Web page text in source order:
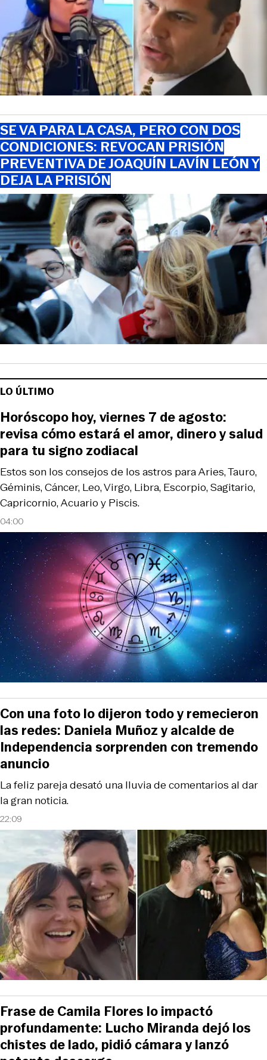
SE VA PARA LA CASA, PERO CON DOS
CONDICIONES: REVOCAN PRISIÓN
PREVENTIVA DE JOAQUÍN LAVÍN LEÓN Y
DEJA LA PRISIÓN
LO ÚLTIMO
04:00
Estos son los consejos de los astros para Aries, Tauro,
Géminis, Cáncer, Leo, Virgo, Libra, Escorpio, Sagitario,
Capricornio, Acuario y Piscis.
Horóscopo hoy, viernes 7 de agosto:
revisa cómo estará el amor, dinero y salud
para tu signo zodiacal
22:09
La feliz pareja desató una lluvia de comentarios al dar
la gran noticia.
Con una foto lo dijeron todo y remecieron
las redes: Daniela Muñoz y alcalde de
Independencia sorprenden con tremendo
anuncio
Frase de Camila Flores lo impactó
profundamente: Lucho Miranda dejó los
chistes de lado, pidió cámara y lanzó